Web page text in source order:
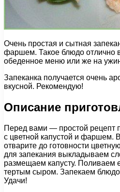
Очень простая и сытная
фаршем. Такое блюдо отлично
обеденное меню или же на
Запеканка получается очень
вкусной. Рекомендую!
Описание
Перед вами — простой рецепт
с цветной капустой и фаршем.
отварите до готовности
для запекания выкладываем
размещаем капусту. Поливаем
тертым сыром. Запекаем блюдо
Удачи!